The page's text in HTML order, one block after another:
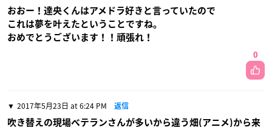
おおー！達央くんはアメドラ好きと言っていたので
これは夢を叶えたということですね。
おめでとうございます！！頑張れ！
0
2017年5月23日 at 6:24 PM 返信
吹き替えの現場ベテランさんが多いから違う畑(アニメ)から来